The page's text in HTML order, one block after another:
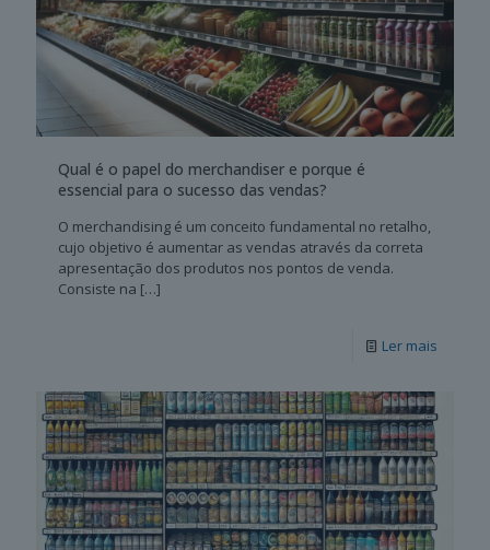
Qual é o papel do merchandiser e porque é
essencial para o sucesso das vendas?
O merchandising é um conceito fundamental no retalho,
cujo objetivo é aumentar as vendas através da correta
apresentação dos produtos nos pontos de venda.
Consiste na […]
Ler mais